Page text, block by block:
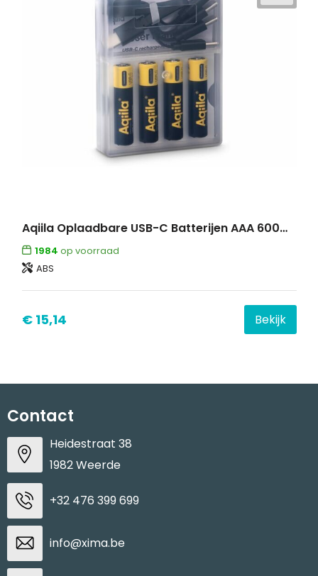
Aqiila Oplaadbare USB-C Batterijen AAA 600mAh 4-pack
1984 op voorraad
ABS
€ 15,14 Bekijk
Contact
Heidestraat 38
1982 Weerde
+32 476 399 699
info@xima.be